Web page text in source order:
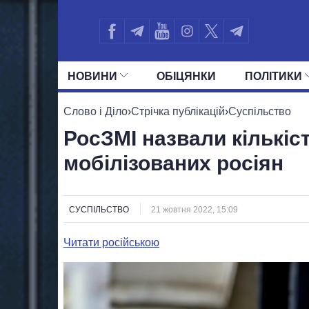
НОВИНИ ОБIЦЯНКИ ПОЛIТИКИ
УСІ ПОЛІТИКИ ПРЕЗИДЕНТ І ОФІС
Слово і Діло›Стрічка публікацій›Суспільство
РосЗМІ назвали
мобілізованих росіян
СУСПІЛЬСТВО 21 жовтня 2022, 15:09
Читати російською